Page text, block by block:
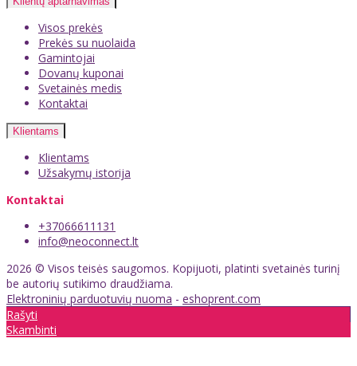
Visos prekės
Prekės su nuolaida
Gamintojai
Dovanų kuponai
Svetainės medis
Kontaktai
Klientams
Klientams
Užsakymų istorija
Kontaktai
+37066611131
info@neoconnect.lt
2026 © Visos teisės saugomos. Kopijuoti, platinti svetainės turinį
be autorių sutikimo draudžiama.
Elektroninių parduotuvių nuoma - eshoprent.com
Rašyti
Skambinti